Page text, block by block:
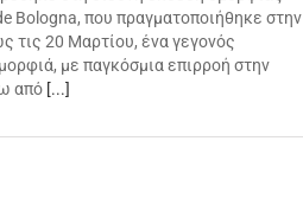
Bologna, που πραγματοποιήθηκε στην
τις 20 Μαρτίου, ένα γεγονός
με παγκόσμια επιρροή στην
από [...]